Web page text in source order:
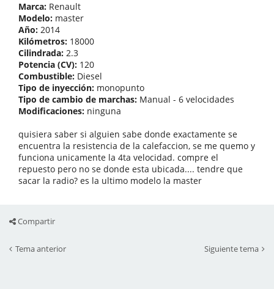
Marca: Renault
Modelo: master
Año: 2014
Kilómetros: 18000
Cilindrada: 2.3
Potencia (CV): 120
Combustible: Diesel
Tipo de inyección: monopunto
Tipo de cambio de marchas: Manual - 6 velocidades
Modificaciones: ninguna
quisiera saber si alguien sabe donde exactamente se
encuentra la resistencia de la calefaccion, se me quemo y
funciona unicamente la 4ta velocidad. compre el
repuesto pero no se donde esta ubicada.... tendre que
sacar la radio? es la ultimo modelo la master
Compartir
Tema anterior Siguiente tema